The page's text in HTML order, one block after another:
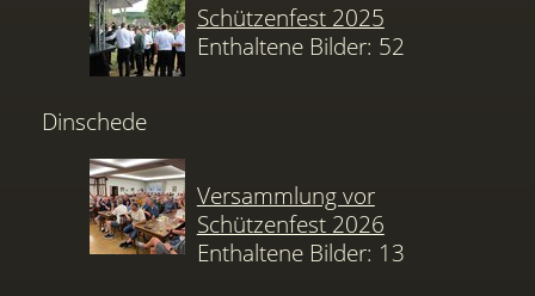
Schützenfest 2025
Enthaltene Bilder: 52
Dinschede
Versammlung vor
Schützenfest 2026
Enthaltene Bilder: 13